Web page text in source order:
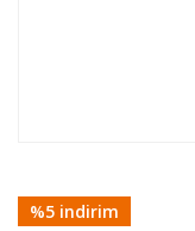
%5 indirim